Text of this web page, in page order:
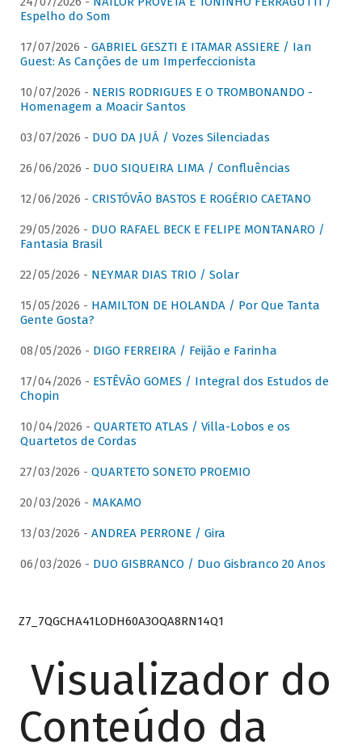
Espelho do Som
17/07/2026 - GABRIEL GESZTI E ITAMAR ASSIERE / Ian
Guest: As Canções de um Imperfeccionista
10/07/2026 - NERIS RODRIGUES E O TROMBONANDO -
Homenagem a Moacir Santos
03/07/2026 - DUO DA JUÁ / Vozes Silenciadas
26/06/2026 - DUO SIQUEIRA LIMA / Confluências
12/06/2026 - CRISTÓVÃO BASTOS E ROGÉRIO CAETANO
29/05/2026 - DUO RAFAEL BECK E FELIPE MONTANARO /
Fantasia Brasil
22/05/2026 - NEYMAR DIAS TRIO / Solar
15/05/2026 - HAMILTON DE HOLANDA / Por Que Tanta
Gente Gosta?
08/05/2026 - DIGO FERREIRA / Feijão e Farinha
17/04/2026 - ESTÊVÃO GOMES / Integral dos Estudos de
Chopin
10/04/2026 - QUARTETO ATLAS / Villa-Lobos e os
Quartetos de Cordas
27/03/2026 - QUARTETO SONETO PROEMIO
20/03/2026 - MAKAMO
13/03/2026 - ANDREA PERRONE / Gira
06/03/2026 - DUO GISBRANCO / Duo Gisbranco 20 Anos
Z7_7QGCHA41LODH60A3OQA8RN14Q1
Visualizador do
Conteúdo da